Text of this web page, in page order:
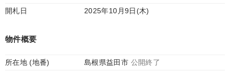
開札日
2025年10月9日(木)
物件概要
所在地 (地番) 島根県益田市 公開終了